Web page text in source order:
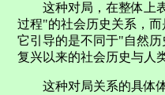
这种对局，在整体上表
过程"的社会历史关系，
它引导的是不同于"自然
复兴以来的社会历史与人
这种对局关系的具体体